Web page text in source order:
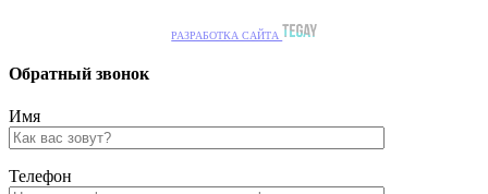
РАЗРАБОТКА САЙТА
Обратный звонок
Имя
Телефон